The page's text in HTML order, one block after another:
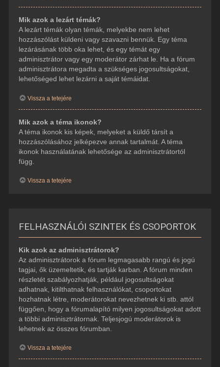
Mik azok a lezárt témák?
A lezárt témák olyan témák, melyekbe nem lehet
hozzászólást küldeni vagy szavazni bennük. Egy téma
lezárásának több oka lehet, és egy témát egy
adminisztrátor vagy egy moderátor zárhat le. Ha a fórum
adminisztrátora megadta a szükséges jogosultságokat,
lehetőséged lehet lezárni a saját témáidat.
Vissza a tetejére
Mik azok a téma ikonok?
A téma ikonok kis képek, melyeket a küldő társít a
hozzászólásához jelképezve annak tartalmát. A téma
ikonok használatának lehetősége az adminisztrátortól
függ.
Vissza a tetejére
FELHASZNÁLÓI SZINTEK ÉS CSOPORTOK
Kik azok az adminisztrátorok?
Az adminisztrátorok a fórum legmagasabb rangú és jogú
tagjai, ők üzemeltetik, és tartják karban. A fórum minden
részletét szabályozhatják, például jogosultságokat
adhatnak, kitilthatnak felhasználókat, csoportokat
hozhatnak létre, moderátorokat nevezhetnek ki stb. attól
függően, hogy a fórumalapító milyen jogosultságokat adott
a többi adminisztrátornak. Teljesjogú moderátorok is
lehetnek az összes fórumban.
Vissza a tetejére